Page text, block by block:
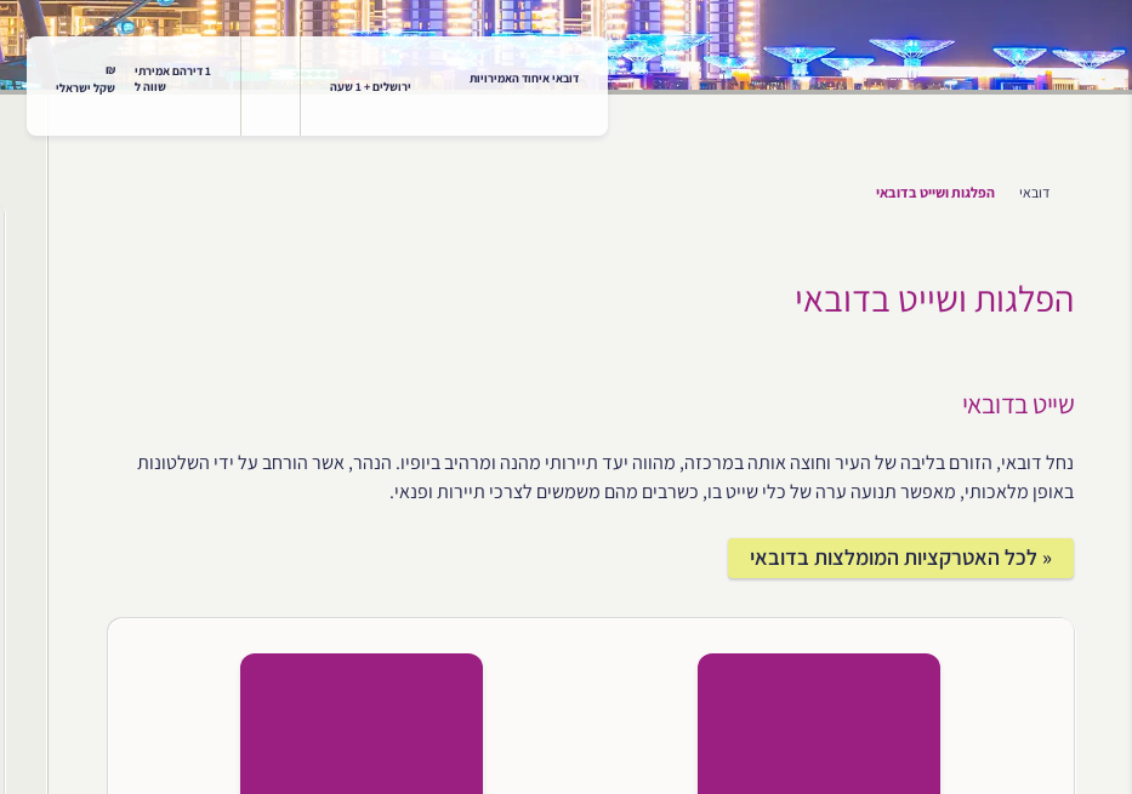
דובאי איחוד האמירויות ירושלים + 1 שעה
1 דירהם אמירתי
שווה ל
₪
שקל ישראלי
דובאי הפלגות ושייט בדובאי
הפלגות ושייט בדובאי
שייט בדובאי
נחל דובאי, הזורם בליבה של העיר וחוצה אותה במרכזה, מהווה יעד תיירותי מהנה ומרהיב ביופיו. הנהר, אשר הורחב על ידי השלטונות
באופן מלאכותי, מאפשר תנועה ערה של כלי שייט בו, כשרבים מהם משמשים לצרכי תיירות ופנאי.
« לכל האטרקציות המומלצות בדובאי